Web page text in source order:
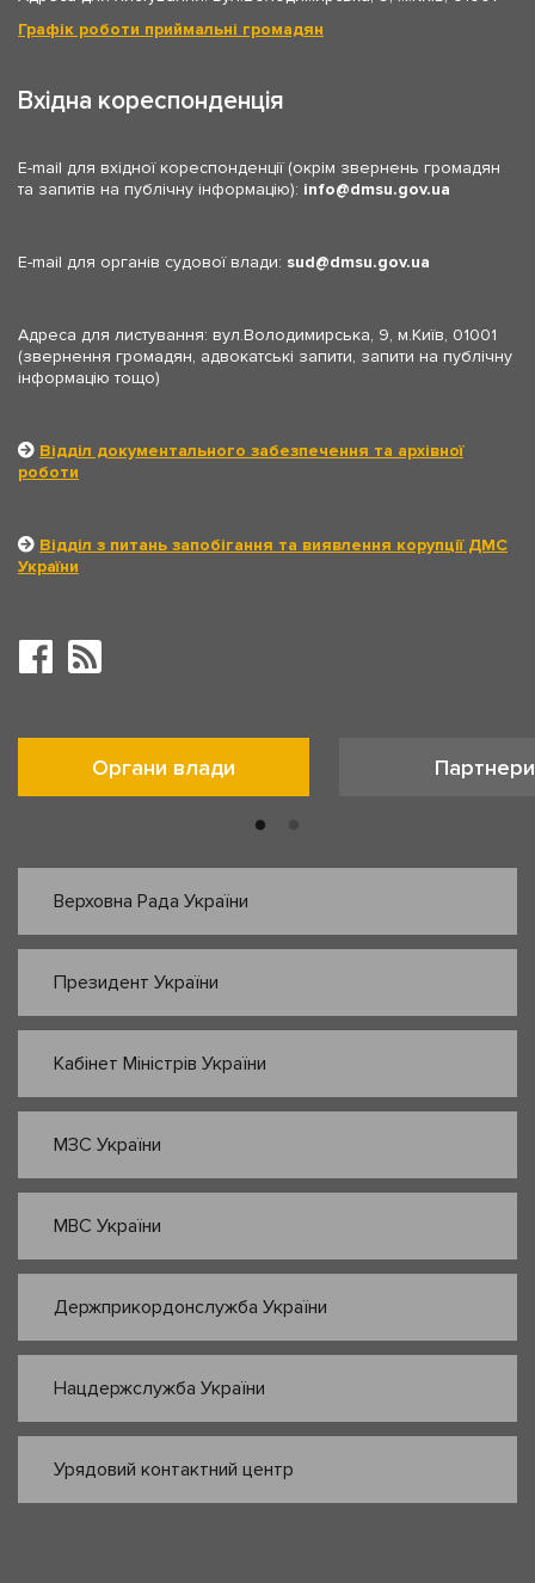
Графік роботи приймальні громадян
Вхідна кореспонденція
E-mail для вхідної кореспонденції (окрім звернень громадян
та запитів на публічну інформацію): info dmsu.gov.ua
E-mail для органів судової влади: sud dmsu.gov.ua
Адреса для листування: вул.Володимирська, 9, м.Київ, 01001
(звернення громадян, адвокатські запити, запити на публічну
інформацію тощо)
Відділ документального забезпечення та архівної
роботи
Відділ з питань запобігання та виявлення корупції ДМС
України
Органи влади Партнери
Верховна Рада України
Президент України
Кабінет Міністрів України
МЗС України
МВС України
Держприкордонслужба України
Нацдержслужба України
Урядовий контактний центр